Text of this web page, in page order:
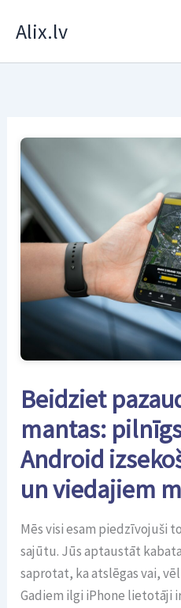
Alix.lv
Beidziet
mantas:
Android
un viedajiem
Mēs visi esam piedzīvojuši
sajūtu. Jūs aptaustāt
saprotat, ka atslēgas vai,
Gadiem ilgi iPhone lietotāji